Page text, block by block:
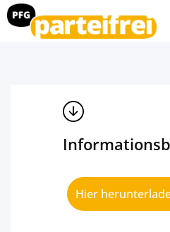
Hier